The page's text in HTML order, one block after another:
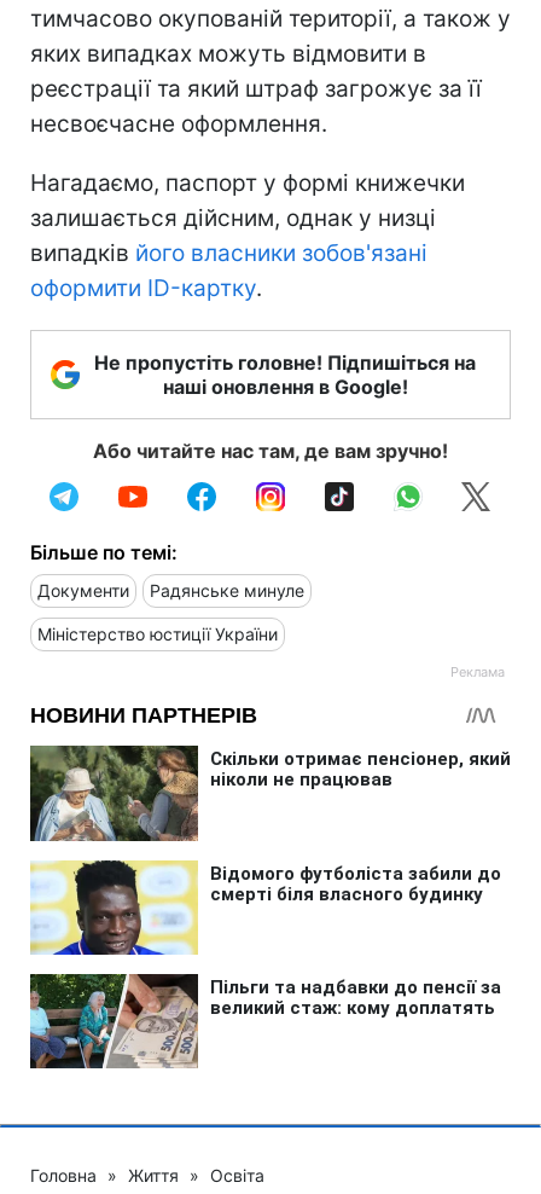
тимчасово окупованій території, а також у
яких випадках можуть відмовити в
реєстрації та який штраф загрожує за її
несвоєчасне оформлення.
Нагадаємо, паспорт у формі книжечки
залишається дійсним, однак у низці
випадків його власники зобов'язані
оформити ID-картку.
Не пропустіть головне! Підпишіться на
наші оновлення в Google!
Або читайте нас там, де вам зручно!
Більше по темі:
Документи Радянське минуле
Міністерство юстиції України
Головна » Життя » Освіта